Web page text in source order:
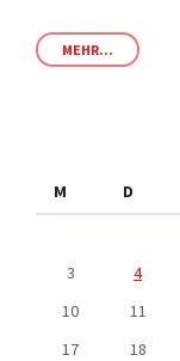
MEHR...
M
D
3
4
10
11
17
18